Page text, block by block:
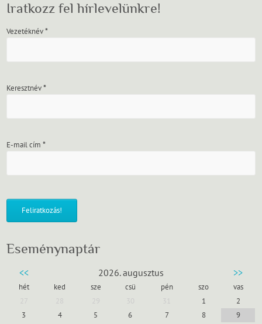
Iratkozz fel hírlevelünkre!
Vezetéknév*
Keresztnév*
E-mail cím*
Eseménynaptár
<< 2026. augusztus >>
hét ked sze csü pén szo
vas
1
2
3
4 5 6 7 8
9